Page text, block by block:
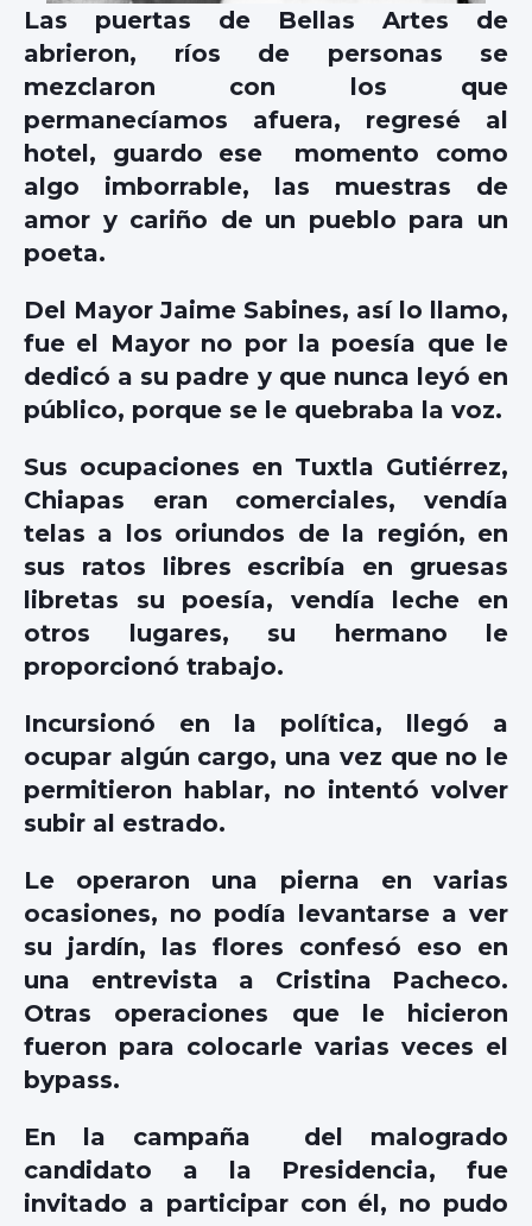
Las puertas de Bellas Artes de
abrieron, ríos de personas se
mezclaron con los que
permanecíamos afuera, regresé al
hotel, guardo ese momento como
algo imborrable, las muestras de
amor y cariño de un pueblo para un
poeta.
Del Mayor Jaime Sabines, así lo llamo,
fue el Mayor no por la poesía que le
dedicó a su padre y que nunca leyó en
público, porque se le quebraba la voz.
Sus ocupaciones en Tuxtla Gutiérrez,
Chiapas eran comerciales, vendía
telas a los oriundos de la región, en
sus ratos libres escribía en gruesas
libretas su poesía, vendía leche en
otros lugares, su hermano le
proporcionó trabajo.
Incursionó en la política, llegó a
ocupar algún cargo, una vez que no le
permitieron hablar, no intentó volver
subir al estrado.
Le operaron una pierna en varias
ocasiones, no podía levantarse a ver
su jardín, las flores confesó eso en
una entrevista a Cristina Pacheco.
Otras operaciones que le hicieron
fueron para colocarle varias veces el
bypass.
En la campaña del malogrado
candidato a la Presidencia, fue
invitado a participar con él, no pudo